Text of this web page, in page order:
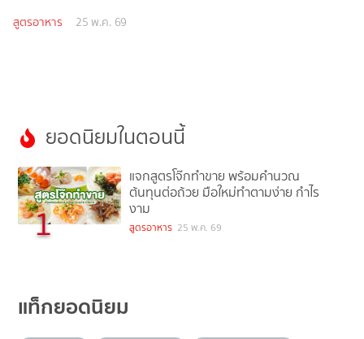
สูตรอาหาร 25 พ.ค. 69
ยอดนิยมในตอนนี้
1
แจกสูตรโจ๊กทำขาย พร้อมคำนวณ
ต้นทุนต่อถ้วย มือใหม่ทำตามง่าย กำไร
งาม
สูตรอาหาร 25 พ.ค. 69
แท็กยอดนิยม